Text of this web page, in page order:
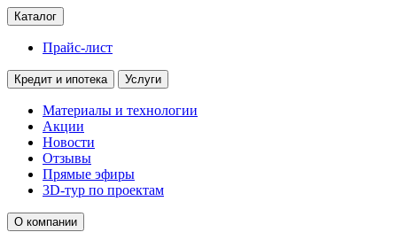
Каталог
Прайс-лист
Кредит и ипотека Услуги
Материалы и технологии
Акции
Новости
Отзывы
Прямые эфиры
3D-тур по проектам
О компании